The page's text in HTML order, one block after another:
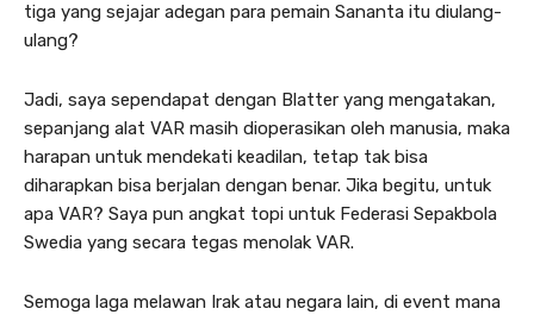
tiga yang sejajar adegan para pemain Sananta itu diulang-
ulang?
Jadi, saya sependapat dengan Blatter yang mengatakan,
sepanjang alat VAR masih dioperasikan oleh manusia, maka
harapan untuk mendekati keadilan, tetap tak bisa
diharapkan bisa berjalan dengan benar. Jika begitu, untuk
apa VAR? Saya pun angkat topi untuk Federasi Sepakbola
Swedia yang secara tegas menolak VAR.
Semoga laga melawan Irak atau negara lain, di event mana